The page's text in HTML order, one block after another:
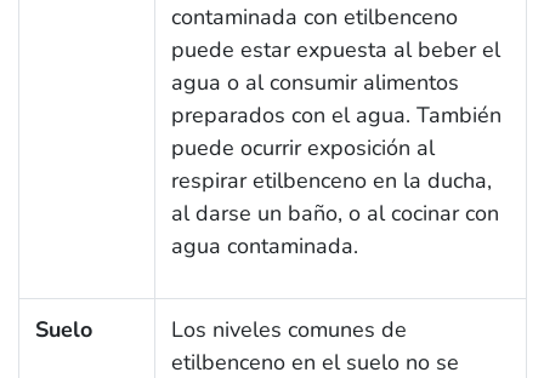
contaminada con etilbenceno
puede estar expuesta al beber el
agua o al consumir alimentos
preparados con el agua. También
puede ocurrir exposición al
respirar etilbenceno en la ducha,
al darse un baño, o al cocinar con
agua contaminada.
Suelo
Los niveles comunes de
etilbenceno en el suelo no se